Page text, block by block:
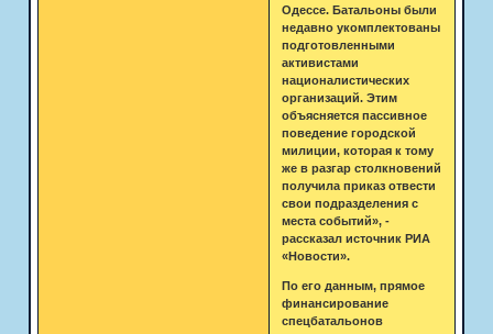
Одессе. Батальоны были
недавно укомплектованы
подготовленными
активистами
националистических
организаций. Этим
объясняется пассивное
поведение городской
милиции, которая к тому
же в разгар столкновений
получила приказ отвести
свои подразделения с
места событий», -
рассказал источник РИА
«Новости».
По его данным, прямое
финансирование
спецбатальонов